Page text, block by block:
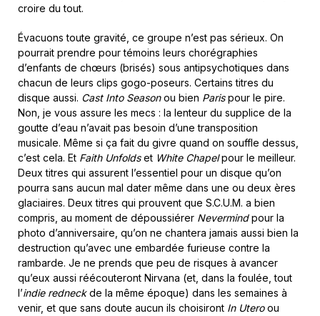
croire du tout.
Évacuons toute gravité, ce groupe n’est pas sérieux. On
pourrait prendre pour témoins leurs chorégraphies
d’enfants de chœurs (brisés) sous antipsychotiques dans
chacun de leurs clips gogo-poseurs. Certains titres du
disque aussi. Cast Into Seasonou bien Parispour le pire.
Non, je vous assure les mecs : la lenteur du supplice de la
goutte d’eau n’avait pas besoin d’une transposition
musicale. Même si ça fait du givre quand on souffle dessus,
c’est cela. Et Faith Unfoldset White Chapelpour le meilleur.
Deux titres qui assurent l’essentiel pour un disque qu’on
pourra sans aucun mal dater même dans une ou deux ères
glaciaires. Deux titres qui prouvent que S.C.U.M. a bien
compris, au moment de dépoussiérer Nevermindpour la
photo d’anniversaire, qu’on ne chantera jamais aussi bien la
destruction qu’avec une embardée furieuse contre la
rambarde. Je ne prends que peu de risques à avancer
qu’eux aussi réécouteront Nirvana (et, dans la foulée, tout
l’indie redneckde la même époque) dans les semaines à
venir, et que sans doute aucun ils choisiront In Uteroou